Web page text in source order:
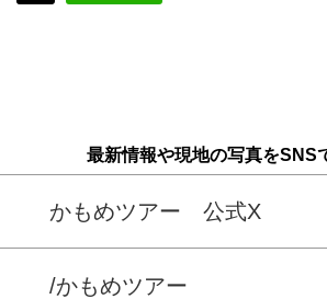
最新情報や現地の写真をSNS
かもめツアー 公式X
/かもめツアー